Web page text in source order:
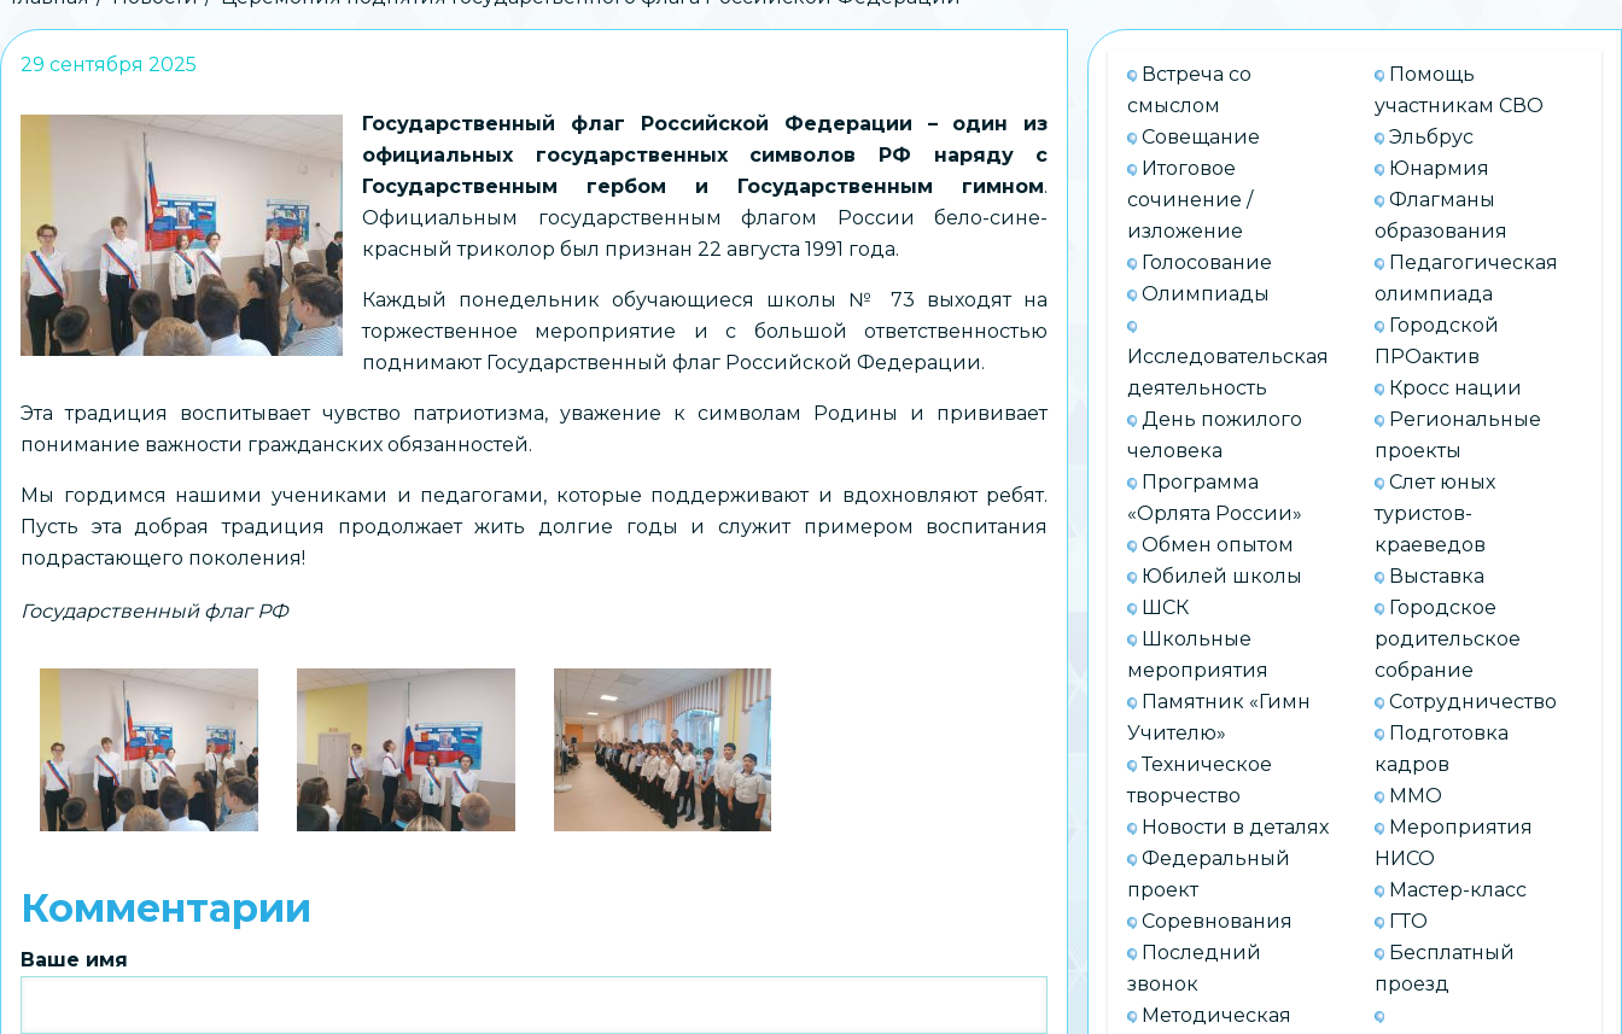
навигации
29 сентября 2025
Государственный флаг Российской Федерации – один из
официальных государственных символов РФ наряду с
Государственным гербом и Государственным гимном.
Официальным государственным флагом России бело-сине-
красный триколор был признан 22 августа 1991 года.
Каждый понедельник обучающиеся школы № 73 выходят на
торжественное мероприятие и с большой ответственностью
поднимают Государственный флаг Российской Федерации.
Эта традиция воспитывает чувство патриотизма, уважение к символам Родины и прививает
понимание важности гражданских обязанностей.
Мы гордимся нашими учениками и педагогами, которые поддерживают и вдохновляют ребят.
Пусть эта добрая традиция продолжает жить долгие годы и служит примером воспитания
подрастающего поколения!
Государственный флаг РФ
Комментарии
Ваше имя
Встреча со
смыслом
Совещание
Итоговое
сочинение /
изложение
Голосование
Олимпиады
Исследовательская
деятельность
День пожилого
человека
Программа
«Орлята России»
Обмен опытом
Юбилей школы
ШСК
Школьные
мероприятия
Памятник «Гимн
Учителю»
Техническое
творчество
Новости в деталях
Федеральный
проект
Соревнования
Последний
звонок
Методическая
Помощь
участникам СВО
Эльбрус
Юнармия
Флагманы
образования
Педагогическая
олимпиада
Городской
ПРОактив
Кросс нации
Региональные
проекты
Слет юных
туристов-
краеведов
Выставка
Городское
родительское
собрание
Сотрудничество
Подготовка
кадров
ММО
Мероприятия
НИСО
Мастер-класс
ГТО
Бесплатный
проезд